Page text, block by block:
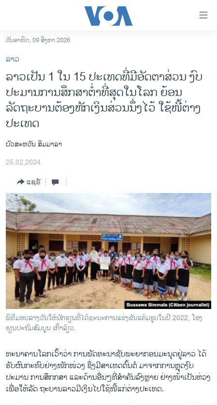
ເຂົ້າ
ຫາ
ຂ້າມ
ຂ້າມ
ໄປ
ຫາ
ຊອກ
ອາເມຣິກາ
ການເລືອກຕັ້ງ ປະທານາທີບໍດີ ສະຫະລັດ 2024
ຂ່າວ​ຈີນ
ໂລກ
ຊີວິດຊາວລາວ
ຊຸມຊົນຊາວລາວ
ວິທະຍາສາດ-ເທັກໂນໂລຈີ
ທຸລະກິດ
ພາສາອັງກິດ
ວີດີໂອ
ສຽງ
ລາຍການກະຈາຍສຽງ
ລາຍງານ
ຕິດຕາມພວກເຮົາ ທີ່
ພາສາຕ່າງໆ
ວັນອາທິດ, 09 ສິງຫາ 2026
ລາວ
ລາວເປັນ 1 ໃນ 15 ປະເທດທີ່ມີອັດຕາສ່ວນ ງົບ
ປະມານການສຶກສາຕໍ່າທີ່ສຸດໃນໂລກ ຍ້ອນ
ລັດຖະບານຕ້ອງຫັກເງິນສ່ວນນຶ່ງໄວ້ ໃຊ້ໜີ້ຕ່າງ
ປະເທດ
​ບົວ​ສະ​ຫວັນ ​ສິມ​ມາ​ລາ
25,02,2024
ແຊຣ໌
ພິ​ທີ​ມອ​ບ​ລາ​ງວັນ​ໃຫ້​ນັກ​ຮຽນ​ທີ່​ໄດ້​ຊະ​ນະ​ການ​ແຂ່ງ​ຂັນ​ແຕ້ມ​ຮູບ​ໃນ​ປີ 2022, ໂຮງ​
ຮຽນ​ປະ​ຖົມ​ສົມ​ບູນ ເກົ້າ​ລ​້ຽວ.
ທະນາຄານໂລກເວົ້າວ່າ ການພັດທະນາຊັບພະຍາກອນມະນຸດຢູ່ລາວ ໄດ້
ຮັບຜົນກະທົບຢ່າງໜັກໜ່ວງ ຊຶ່ງມີສາເຫດຕົ້ນຕໍ ມາຈາກການຫຼຸດງົບ
ປະມານ ການສຶກກສາ ແລະດ້ານອື່ນໆທີ່ສໍາຄັນລົງຫຼາຍ ຢ່າງໜ້າເປັນຫ່ວງ
ເພື່ອໃຫ້ລັດ ຖະບານລາວມີເງິນໄປໃຊ້ໜີ້ແກ່ຕ່າງປະເທດ.